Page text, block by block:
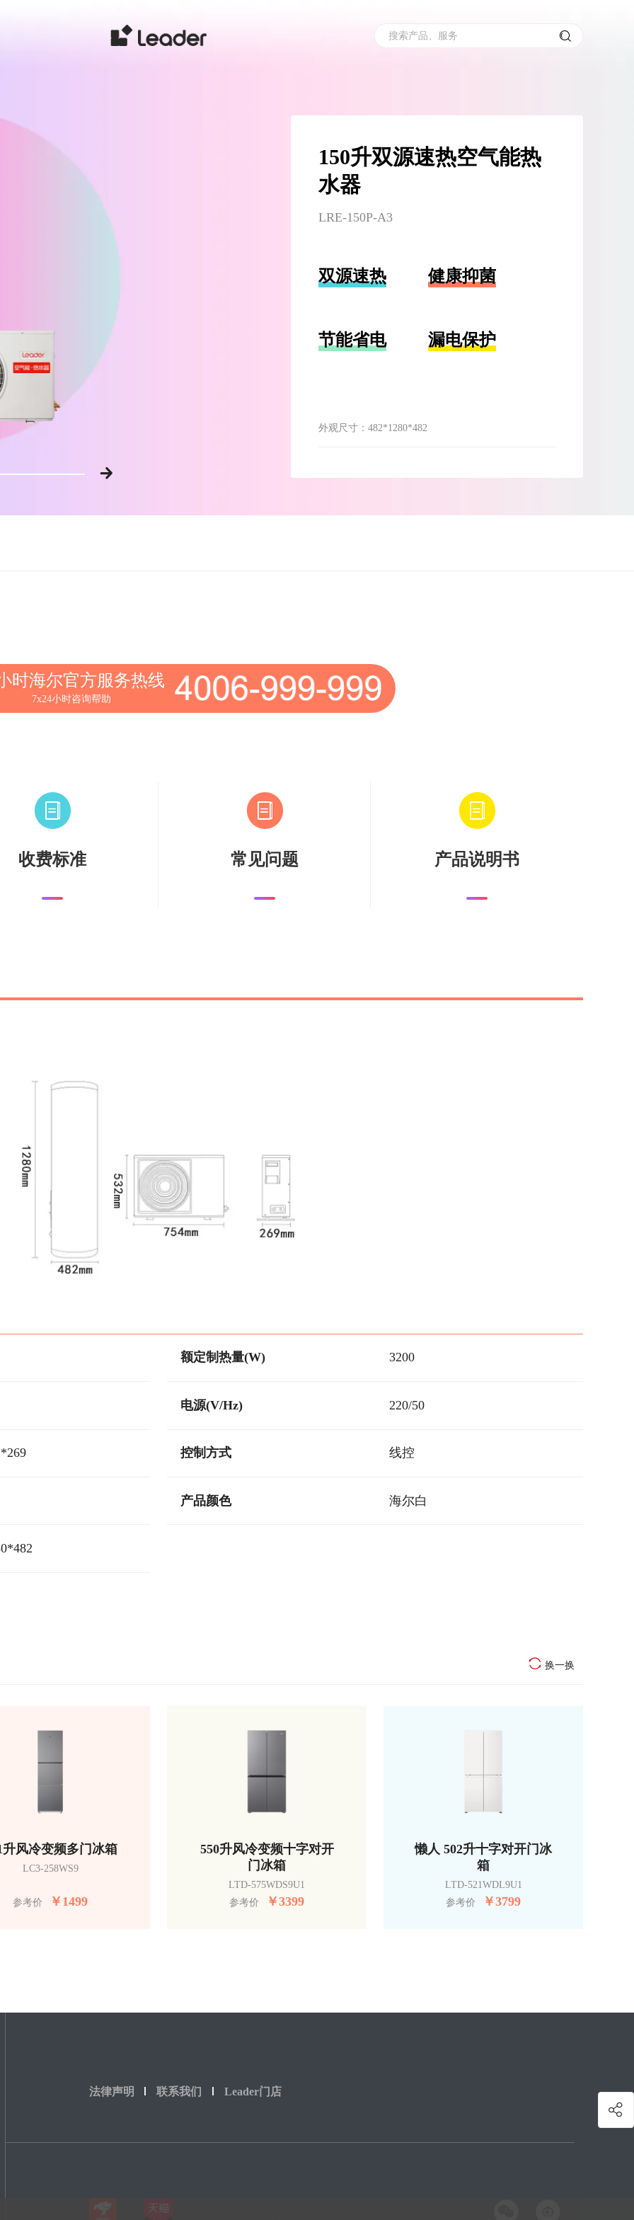
搜索产品、服务
150升双源速热空气能热
水器
LRE-150P-A3
双源速热 健康抑菌
节能省电 漏电保护
外观尺寸：482*1280*482
时海尔官方服务热线
7x24小时咨询帮助
收费标准 常见问题 产品说明书
额定制热量(W) 3200
电源(V/Hz) 220/50
控制方式 线控
产品颜色 海尔白
换一换
升风冷变频多门冰箱
LC3-258WS9
参考价 ￥ 1499
550升风冷变频十字对开
门冰箱
LTD-575WDS9U1
参考价
￥3399
懒人 502升十字对开门冰
箱
LTD-521WDL9U1
参考价
￥3799
法律声明 联系我们 Leader门店